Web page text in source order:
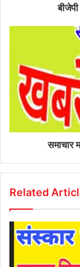
समाचार
Related